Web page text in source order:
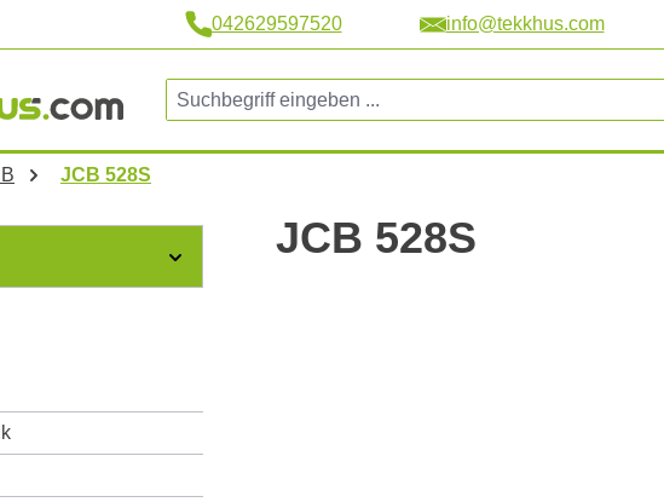
042629597520 info@tekkhus.com
JCB 528S
JCB 528S